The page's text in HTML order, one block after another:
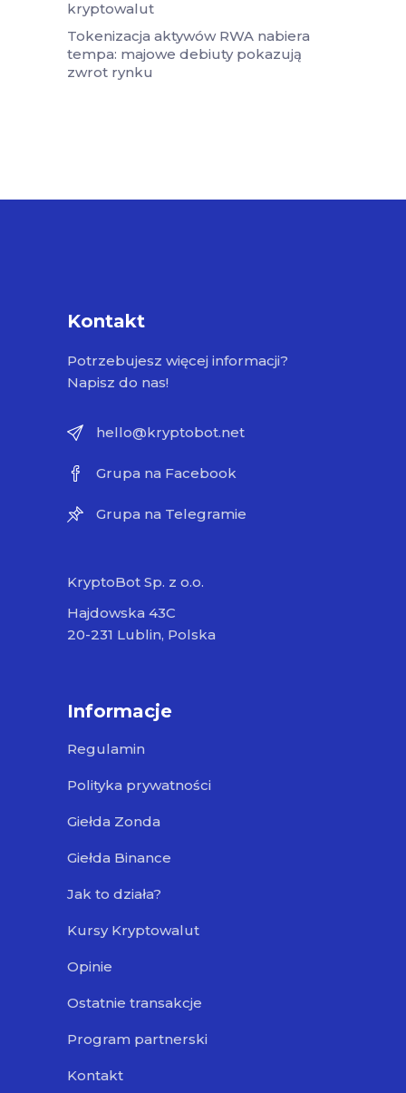
kryptowalut
Tokenizacja aktywów RWA nabiera
tempa: majowe debiuty pokazują
zwrot rynku
Kontakt
Potrzebujesz więcej informacji?
Napisz do nas!
hello@kryptobot.net
Grupa na Facebook
Grupa na Telegramie
KryptoBot Sp. z o.o.
Hajdowska 43C
20-231 Lublin, Polska
Informacje
Regulamin
Polityka prywatności
Giełda Zonda
Giełda Binance
Jak to działa?
Kursy Kryptowalut
Opinie
Ostatnie transakcje
Program partnerski
Kontakt